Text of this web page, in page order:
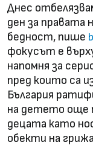
Днес
ден за правата
бедност, пише
фокусът е
напомня за
пред които са
България
на детето още
децата като
обекти на